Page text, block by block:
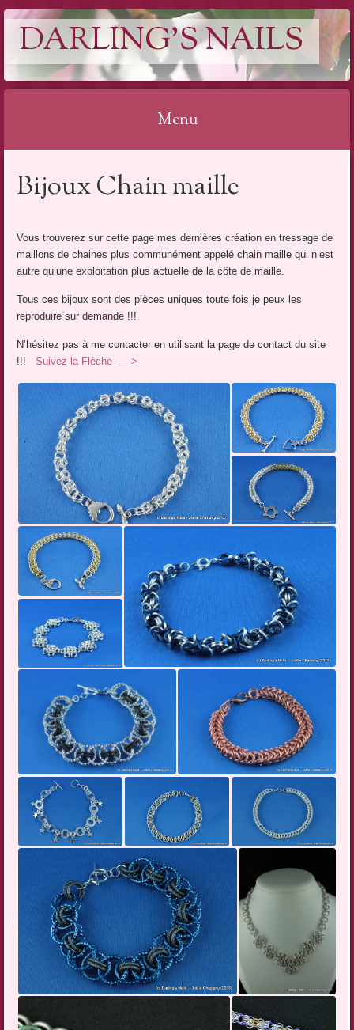
DARLING'S NAILS
Menu
au
Bijoux Chain maille
Vous trouverez sur cette page mes dernières création en tressage de
maillons de chaines plus communément appelé chain maille qui n’est
autre qu’une exploitation plus actuelle de la côte de maille.
Tous ces bijoux sont des pièces uniques toute fois je peux les
reproduire sur demande !!!
N’hésitez pas à me contacter en utilisant la page de contact du site
!!!
Suivez la Flèche —–>